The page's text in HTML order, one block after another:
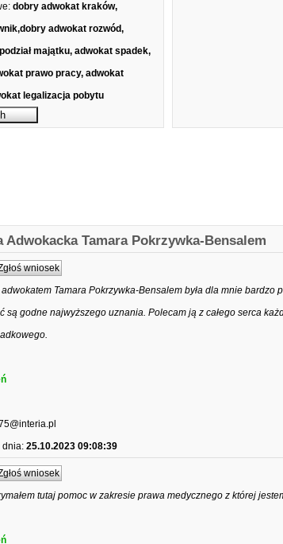
dobry adwokat kraków,
adwokat rozwód,
majątku, adwokat spadek,
prawo pracy, adwokat
legalizacja pobytu
Tamara Pokrzywka-Bensalem
wniosek
adwokatem Tamara Pokrzywka-Bensalem była dla mnie
są godne najwyższego uznania. Polecam ją z całego serca
dnia: 25.10.2023 09:08:39
wniosek
tutaj pomoc w zakresie prawa medycznego z której